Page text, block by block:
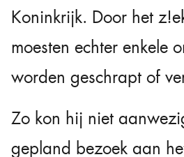
Koninkrijk. Door het
moesten echter enkele
worden geschrapt of
Zo kon hij niet
gepland bezoek aan